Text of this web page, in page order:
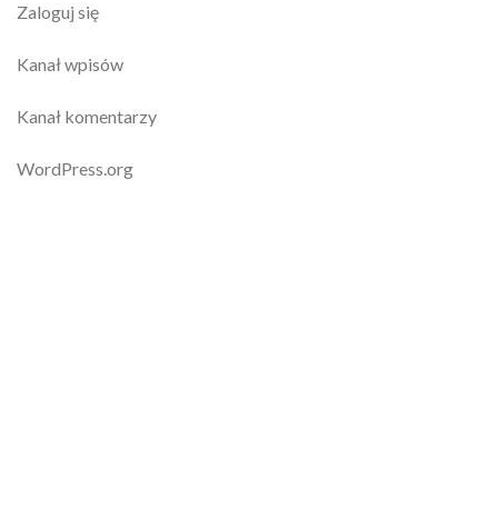
Zaloguj się
Kanał wpisów
Kanał komentarzy
WordPress.org